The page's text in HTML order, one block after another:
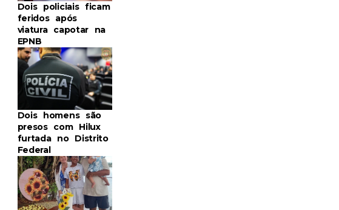
Dois policiais ficam
feridos após
viatura capotar na
EPNB
Dois homens são
presos com Hilux
furtada no Distrito
Federal